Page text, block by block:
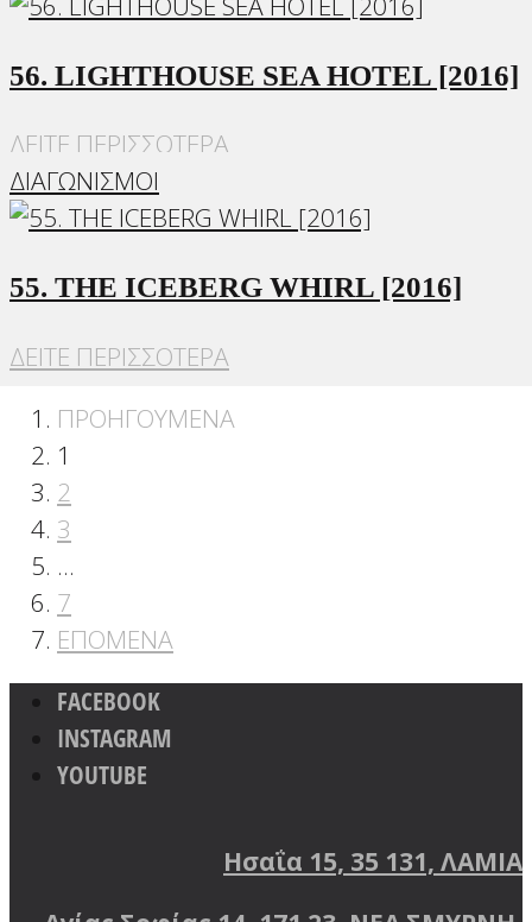
56. LIGHTHOUSE SEA HOTEL [2016]
ΔΕΙΤΕ ΠΕΡΙΣΣΟΤΕΡΑ
ΔΙΑΓΩΝΙΣΜΟΙ
55. THE ICEBERG WHIRL [2016]
ΔΕΙΤΕ ΠΕΡΙΣΣΟΤΕΡΑ
ΠΡΟΗΓΟΥΜΕΝΑ
1
2
3
…
7
ΕΠΟΜΕΝΑ
FACEBOOK
INSTAGRAM
YOUTUBE
Ησαΐα 15, 35 131, ΛΑΜΙΑ